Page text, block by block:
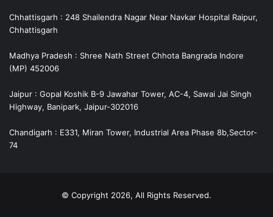
Chhattisgarh : 248 Shailendra Nagar Near Navkar Hospital Raipur,
Chhattisgarh
Madhya Pradesh : Shree Nath Street Chhota Bangrada Indore
(MP) 452006
Jaipur : Gopal Koshik B-9 Jawahar Tower, AC-4, Sawai Jai Singh
Highway, Banipark, Jaipur-302016
Chandigarh : E331, Miran Tower, Industrial Area Phase 8b,Sector-
74
© Copyright 2026, All Rights Reserved.